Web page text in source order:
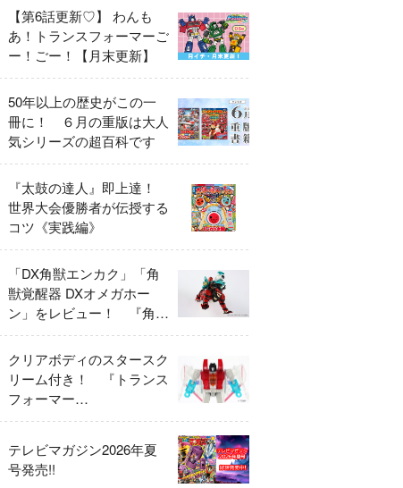
【第6話更新♡】 わんも
あ！トランスフォーマーご
ー！ごー！【月末更新】
50年以上の歴史がこの一
冊に！ ６月の重版は大人
気シリーズの超百科です
『太鼓の達人』即上達！
世界大会優勝者が伝授する
コツ《実践編》
「DX角獣エンカク」「角
獣覚醒器 DXオメガホー
ン」をレビュー！ 『角醒
ハンター オメガホーン』
の玩具展開がスタート！
クリアボディのスタースク
リーム付き！ 『トランス
フォーマー
FANBOOK2026』2026年
テレビマガジン2026年夏
号発売!!